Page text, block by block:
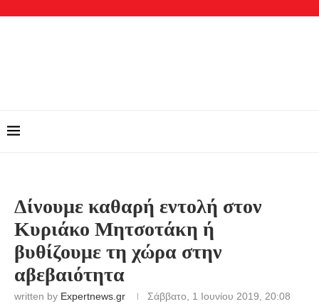
Δίνουμε καθαρή εντολή στον
Κυριάκο Μητσοτάκη ή
βυθίζουμε τη χώρα στην
αβεβαιότητα